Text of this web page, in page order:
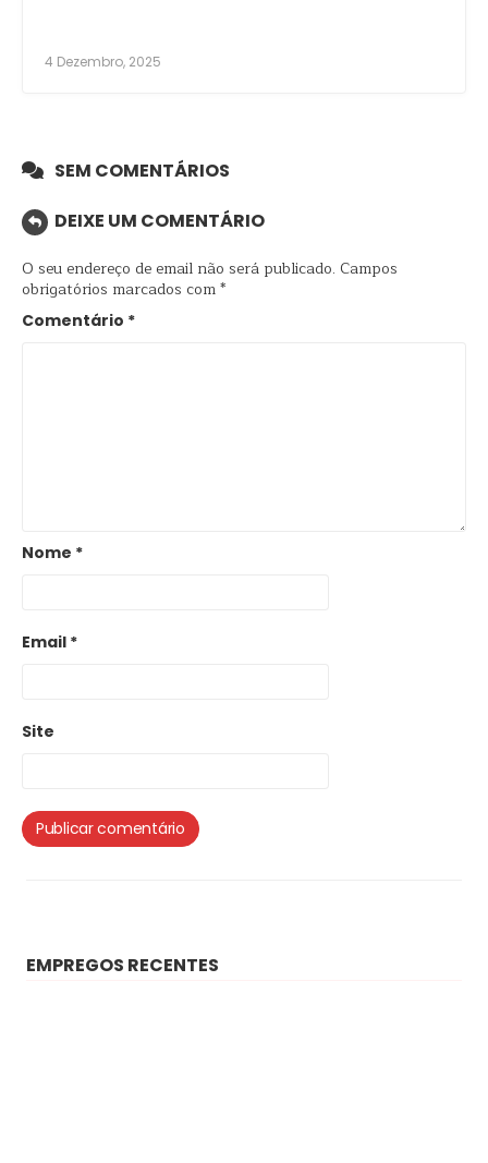
4 Dezembro, 2025
SEM COMENTÁRIOS
DEIXE UM COMENTÁRIO
O seu endereço de email não será publicado. Campos
obrigatórios marcados com*
Comentário *
Nome *
Email *
Site
EMPREGOS RECENTES